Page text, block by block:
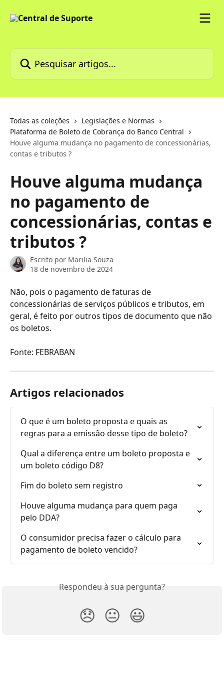
Pesquisar artigos...
Todas as coleções
Legislações e Normas
Plataforma de Boleto de Cobrança do Banco Central
Houve alguma mudança no pagamento de concessionárias,
contas e tributos ?
Houve alguma mudança
no pagamento de
concessionárias, contas e
tributos ?
Escrito por Marilia Souza
18 de novembro de 2024
Não, pois o pagamento de faturas de
concessionárias de serviços públicos e tributos, em
geral, é feito por outros tipos de documento que não
os boletos.
Fonte: FEBRABAN
Artigos relacionados
O que é um boleto proposta e quais as
regras para a emissão desse tipo de boleto?
Qual a diferença entre um boleto proposta e
um boleto código D8?
Fim do boleto sem registro
Houve alguma mudança para quem paga
pelo DDA?
O consumidor precisa fazer o cálculo para
pagamento de boleto vencido?
Respondeu à sua pergunta?
😞 😐 😃